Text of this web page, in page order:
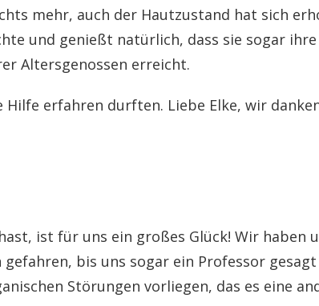
mehr, auch der Hautzustand hat sich
und genießt natürlich, dass sie sogar
Altersgenossen erreicht.
erfahren durften. Liebe Elke, wir
ist für uns ein großes Glück! Wir haben
bis uns sogar ein Professor
Störungen vorliegen, das es eine